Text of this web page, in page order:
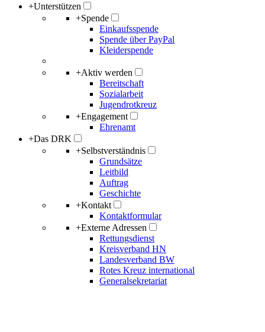
+Unterstützen
+Spende
Einkaufsspende
Spende über PayPal
Kleiderspende
+Aktiv werden
Bereitschaft
Sozialarbeit
Jugendrotkreuz
+Engagement
Ehrenamt
+Das DRK
+Selbstverständnis
Grundsätze
Leitbild
Auftrag
Geschichte
+Kontakt
Kontaktformular
+Externe Adressen
Rettungsdienst
Kreisverband HN
Landesverband BW
Rotes Kreuz international
Generalsekretariat